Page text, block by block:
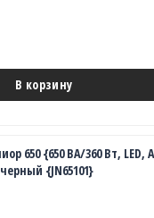
В корзину
650 {650 ВА/360 Вт, LED,
{JN65101}